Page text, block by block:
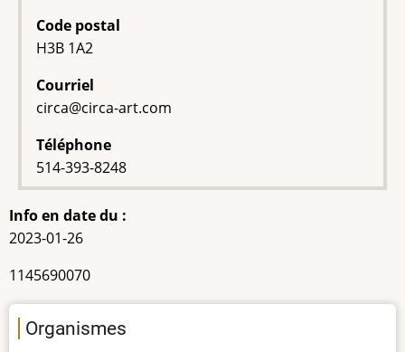
Code postal
H3B 1A2
Courriel
circa@circa-art.com
Téléphone
514-393-8248
Info en date du :
2023-01-26
NEQ
1145690070
Organismes